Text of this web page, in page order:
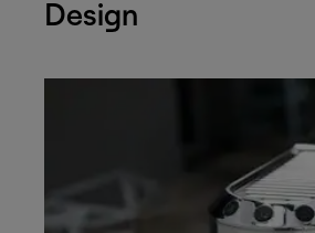
Design